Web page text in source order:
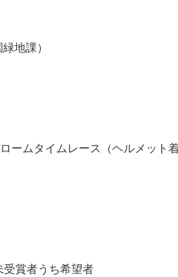
地課）
ームタイムレース（ヘルメット
賞者うち希望者